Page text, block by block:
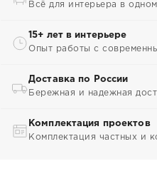
Всё для интерьера в
15+ лет в интерьере
Опыт работы с
Доставка по России
Бережная и надежная
Комплектация проектов
Комплектация частных и